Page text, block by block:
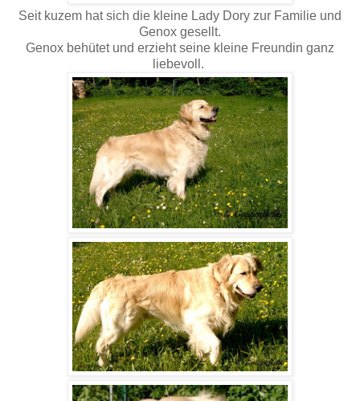
Seit kuzem hat sich die kleine Lady Dory zur Familie und
Genox gesellt.
Genox behütet und erzieht seine kleine Freundin ganz
liebevoll.